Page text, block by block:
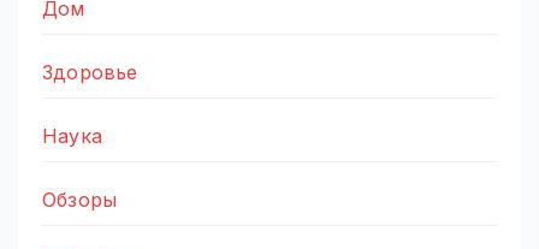
Дом
Здоровье
Наука
Обзоры